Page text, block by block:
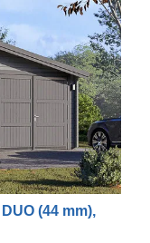
(44 mm),